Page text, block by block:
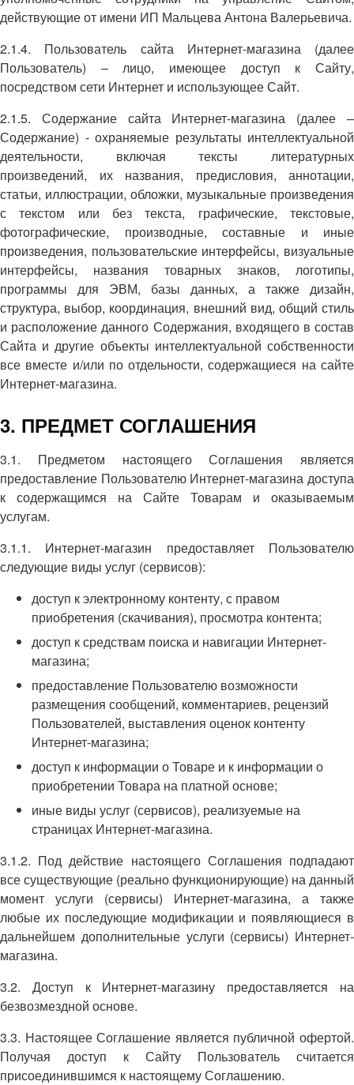
действующие от имени ИП Мальцева Антона Валерьевича.
2.1.4. Пользователь сайта Интернет-магазина (далее
Пользователь) – лицо, имеющее доступ к Сайту,
посредством сети Интернет и использующее Сайт.
2.1.5. Содержание сайта Интернет-магазина (далее –
Содержание) - охраняемые результаты интеллектуальной
деятельности, включая тексты литературных
произведений, их названия, предисловия, аннотации,
статьи, иллюстрации, обложки, музыкальные произведения
с текстом или без текста, графические, текстовые,
фотографические, производные, составные и иные
произведения, пользовательские интерфейсы, визуальные
интерфейсы, названия товарных знаков, логотипы,
программы для ЭВМ, базы данных, а также дизайн,
структура, выбор, координация, внешний вид, общий стиль
и расположение данного Содержания, входящего в состав
Сайта и другие объекты интеллектуальной собственности
все вместе и/или по отдельности, содержащиеся на сайте
Интернет-магазина.
3. ПРЕДМЕТ СОГЛАШЕНИЯ
3.1. Предметом настоящего Соглашения является
предоставление Пользователю Интернет-магазина доступа
к содержащимся на Сайте Товарам и оказываемым
услугам.
3.1.1. Интернет-магазин предоставляет Пользователю
следующие виды услуг (сервисов):
доступ к электронному контенту, с правом
приобретения (скачивания), просмотра контента;
доступ к средствам поиска и навигации Интернет-
магазина;
предоставление Пользователю возможности
размещения сообщений, комментариев, рецензий
Пользователей, выставления оценок контенту
Интернет-магазина;
доступ к информации о Товаре и к информации о
приобретении Товара на платной основе;
иные виды услуг (сервисов), реализуемые на
страницах Интернет-магазина.
3.1.2. Под действие настоящего Соглашения подпадают
все существующие (реально функционирующие) на данный
момент услуги (сервисы) Интернет-магазина, а также
любые их последующие модификации и появляющиеся в
дальнейшем дополнительные услуги (сервисы) Интернет-
магазина.
3.2. Доступ к Интернет-магазину предоставляется на
безвозмездной основе.
3.3. Настоящее Соглашение является публичной офертой.
Получая доступ к Сайту Пользователь считается
присоединившимся к настоящему Соглашению.